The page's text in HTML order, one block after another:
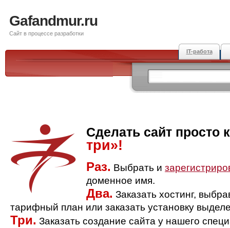
Gafandmur.ru
Сайт в процессе разработки
IT-работа
Сделать сайт просто
три»!
Раз. Выбрать и
доменное имя.
Два. Заказать хостинг,
тарифный план или заказать установку
Три. Заказать создание сайта у нашего